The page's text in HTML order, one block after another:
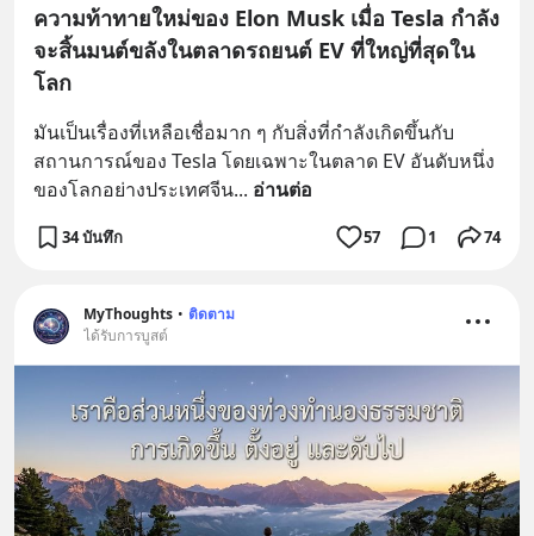
ความท้าทายใหม่ของ Elon Musk เมื่อ Tesla กำลัง
จะสิ้นมนต์ขลังในตลาดรถยนต์ EV ที่ใหญ่ที่สุดใน
โลก
มันเป็นเรื่องที่เหลือเชื่อมาก ๆ กับสิ่งที่กำลังเกิดขึ้นกับ
สถานการณ์ของ Tesla โดยเฉพาะในตลาด EV อันดับหนึ่ง
ของโลกอย่างประเทศจีน... อ่านต่อ
34 บันทึก 57 1 74
MyThoughts • ติดตาม
ได้รับการบูสต์